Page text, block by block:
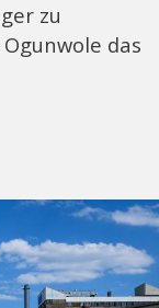
zu
das